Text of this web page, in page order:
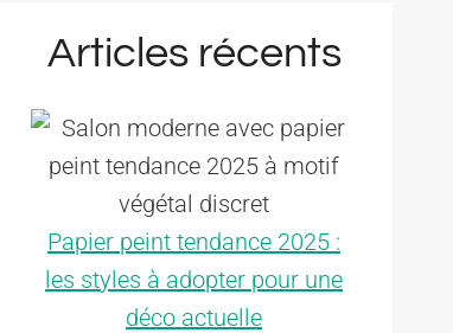
Articles récents
Papier peint tendance 2025 :
les styles à adopter pour une
déco actuelle